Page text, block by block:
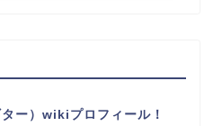
ー）wikiプロフィール！